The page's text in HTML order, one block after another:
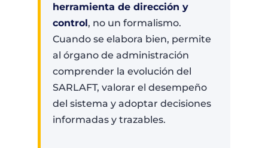
herramienta de dirección y
control, no un formalismo.
Cuando se elabora bien, permite
al órgano de administración
comprender la evolución del
SARLAFT, valorar el desempeño
del sistema y adoptar decisiones
informadas y trazables.